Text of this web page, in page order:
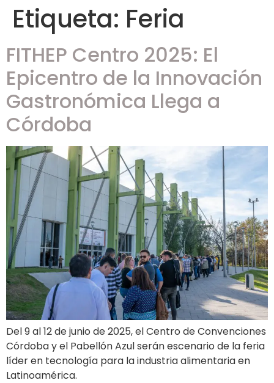
Etiqueta: Feria
FITHEP Centro 2025: El
Epicentro de la Innovación
Gastronómica Llega a
Córdoba
Del 9 al 12 de junio de 2025, el Centro de Convenciones
Córdoba y el Pabellón Azul serán escenario de la feria
líder en tecnología para la industria alimentaria en
Latinoamérica.